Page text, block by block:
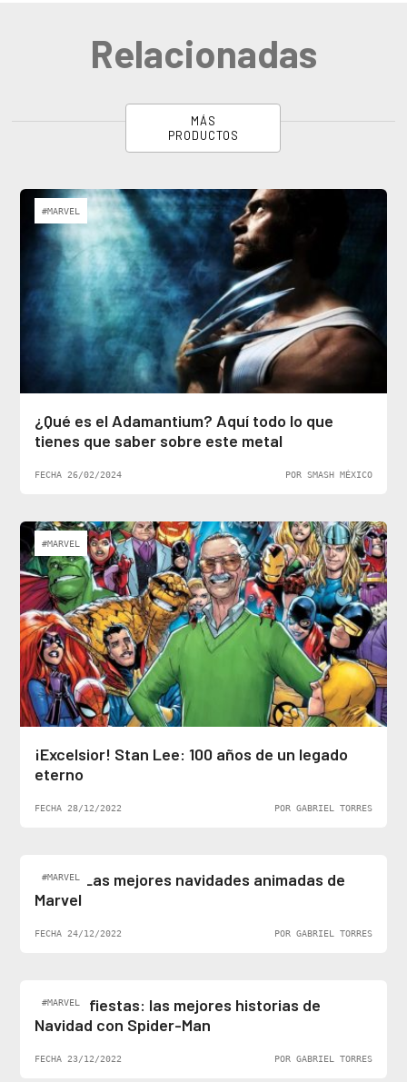
Relacionadas
MÁS
PRODUCTOS
#MARVEL
¿Qué es el Adamantium? Aquí todo lo que
tienes que saber sobre este metal
FECHA 26/02/2024 POR SMASH MÉXICO
#MARVEL
¡Excelsior! Stan Lee: 100 años de un legado
eterno
FECHA 28/12/2022 POR GABRIEL TORRES
#MARVEL
Top 5: Las mejores navidades animadas de
Marvel
FECHA 24/12/2022 POR GABRIEL TORRES
#MARVEL
Felices fiestas: las mejores historias de
Navidad con Spider-Man
FECHA 23/12/2022 POR GABRIEL TORRES